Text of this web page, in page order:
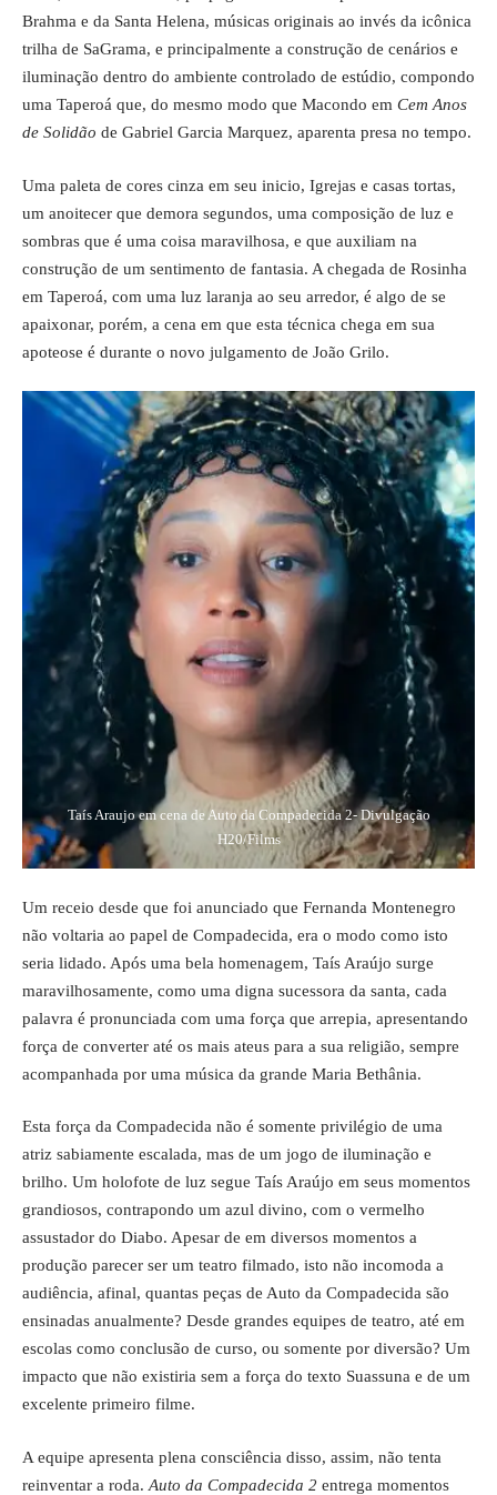
Brahma e da Santa Helena, músicas originais ao invés da icônica
trilha de SaGrama, e principalmente a construção de cenários e
iluminação dentro do ambiente controlado de estúdio, compondo
uma Taperoá que, do mesmo modo que Macondo em Cem Anos
de Solidão de Gabriel Garcia Marquez, aparenta presa no tempo.
Uma paleta de cores cinza em seu inicio, Igrejas e casas tortas,
um anoitecer que demora segundos, uma composição de luz e
sombras que é uma coisa maravilhosa, e que auxiliam na
construção de um sentimento de fantasia. A chegada de Rosinha
em Taperoá, com uma luz laranja ao seu arredor, é algo de se
apaixonar, porém, a cena em que esta técnica chega em sua
apoteose é durante o novo julgamento de João Grilo.
Taís Araujo em cena de Auto da Compadecida 2- Divulgação
H20/Films
Um receio desde que foi anunciado que Fernanda Montenegro
não voltaria ao papel de Compadecida, era o modo como isto
seria lidado. Após uma bela homenagem, Taís Araújo surge
maravilhosamente, como uma digna sucessora da santa, cada
palavra é pronunciada com uma força que arrepia, apresentando
força de converter até os mais ateus para a sua religião, sempre
acompanhada por uma música da grande Maria Bethânia.
Esta força da Compadecida não é somente privilégio de uma
atriz sabiamente escalada, mas de um jogo de iluminação e
brilho. Um holofote de luz segue Taís Araújo em seus momentos
grandiosos, contrapondo um azul divino, com o vermelho
assustador do Diabo. Apesar de em diversos momentos a
produção parecer ser um teatro filmado, isto não incomoda a
audiência, afinal, quantas peças de Auto da Compadecida são
ensinadas anualmente? Desde grandes equipes de teatro, até em
escolas como conclusão de curso, ou somente por diversão? Um
impacto que não existiria sem a força do texto Suassuna e de um
excelente primeiro filme.
A equipe apresenta plena consciência disso, assim, não tenta
reinventar a roda. Auto da Compadecida 2 entrega momentos